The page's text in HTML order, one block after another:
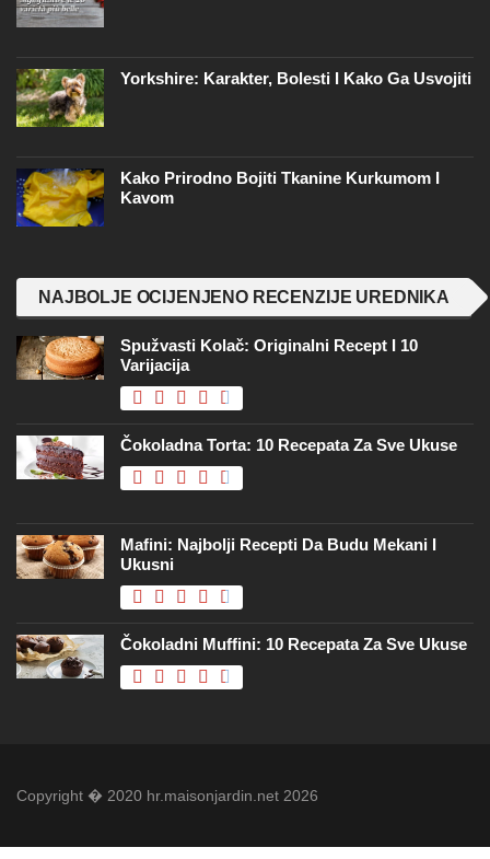
Yorkshire: Karakter, Bolesti I Kako Ga Usvojiti
Kako Prirodno Bojiti Tkanine Kurkumom I
Kavom
NAJBOLJE OCIJENJENO RECENZIJE UREDNIKA
Spužvasti Kolač: Originalni Recept I 10
Varijacija
Čokoladna Torta: 10 Recepata Za Sve Ukuse
Mafini: Najbolji Recepti Da Budu Mekani I
Ukusni
Čokoladni Muffini: 10 Recepata Za Sve Ukuse
Copyright � 2020 hr.maisonjardin.net 2026